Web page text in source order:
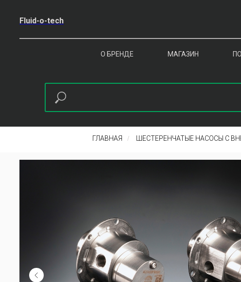
Fluid-o-tech
О БРЕНДЕ МАГАЗИН
ГЛАВНАЯ / ШЕСТЕРЕНЧАТЫЕ НАСОСЫ С